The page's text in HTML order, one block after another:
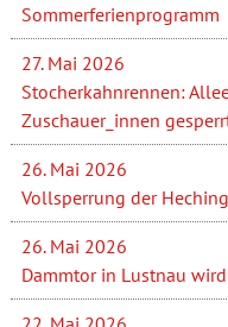
Sommerferienprogramm
27. Mai 2026
Stocherkahnrennen:
Zuschauer_innen
26. Mai 2026
Vollsperrung der
26. Mai 2026
Dammtor in Lustnau